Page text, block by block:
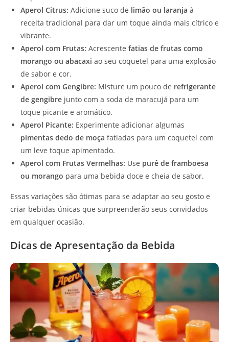
Aperol Citrus: Adicione suco de limão ou laranja à
receita tradicional para dar um toque ainda mais cítrico e
vibrante.
Aperol com Frutas: Acrescente fatias de frutas como
morango ou abacaxi ao seu coquetel para uma explosão
de sabor e cor.
Aperol com Gengibre: Misture um pouco de refrigerante
de gengibre junto com a soda de maracujá para um
toque picante e aromático.
Aperol Picante: Experimente adicionar algumas
pimentas dedo de moça fatiadas para um coquetel com
um leve toque apimentado.
Aperol com Frutas Vermelhas: Use purê de framboesa
ou morango para uma bebida doce e cheia de sabor.
Essas variações são ótimas para se adaptar ao seu gosto e
criar bebidas únicas que surpreenderão seus convidados
em qualquer ocasião.
Dicas de Apresentação da Bebida